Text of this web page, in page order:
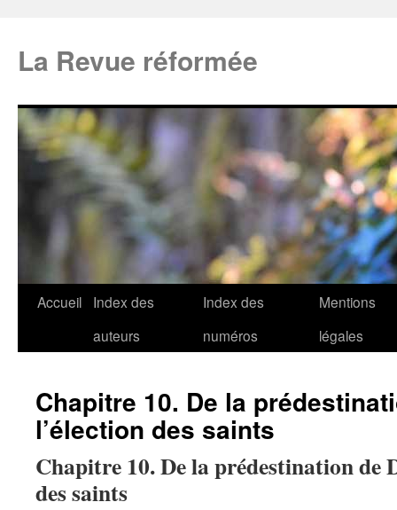
La Revue réformée
Accueil
Index des
auteurs
Index des
numéros
Mentions
légales
Chapitre 10. De la
l’élection des saints
Chapitre 10. De la prédestination de
des saints